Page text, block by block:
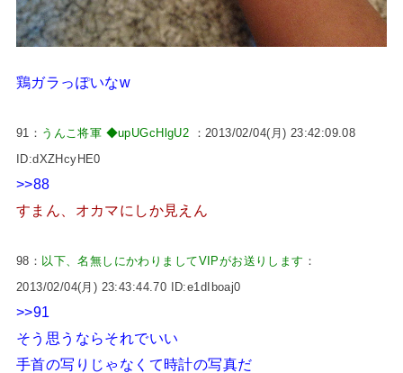
鶏ガラっぽいなw
91： うんこ将軍 ◆upUGcHlgU2
：2013/02/04(月) 23:42:09.08
ID:dXZHcyHE0
>>88
すまん、オカマにしか見えん
98： 以下、名無しにかわりましてVIPがお送りします ：
2013/02/04(月) 23:43:44.70 ID:e1dIboaj0
>>91
そう思うならそれでいい
手首の写りじゃなくて時計の写真だ